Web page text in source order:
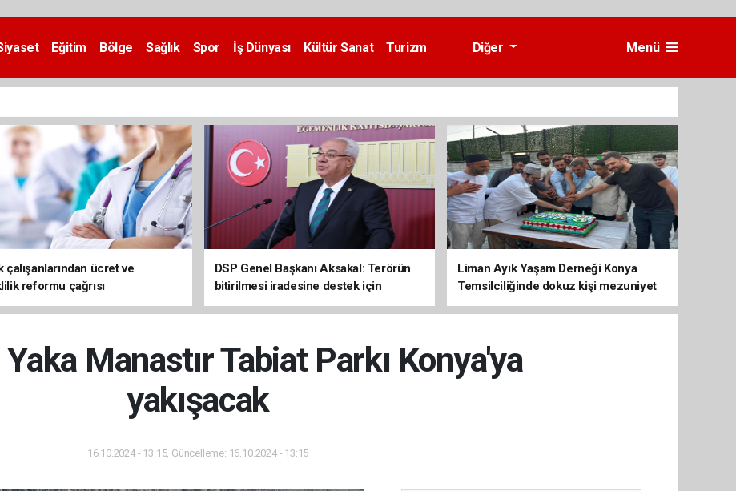
Eğitim Bölge Sağlık Spor İş Dünyası Kültür Sanat
Turizm
Diğer Menü
çalışanlarından ücret ve
reformu çağrısı
DSP Genel Başkanı Aksakal: Terörün
bitirilmesi iradesine destek için
imzalayacağım
Liman Ayık Yaşam Derneği Konya
Temsilciliğinde dokuz kişi mezuniyet
sevinci yaşadı
Manastır Tabiat Parkı Konya'ya
yakışacak
16.10.2024 - 13:15, Güncelleme: 16.10.2024 - 13:15